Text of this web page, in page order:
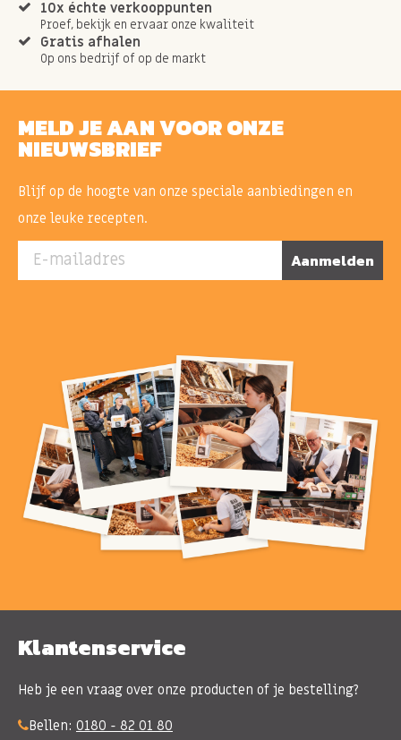
10x échte verkooppunten
Proef, bekijk en ervaar onze kwaliteit
Gratis afhalen
Op ons bedrijf of op de markt
MELD JE AAN VOOR ONZE
NIEUWSBRIEF
Blijf op de hoogte van onze speciale aanbiedingen en
onze leuke recepten.
E-mailadres Aanmelden
Klantenservice
Heb je een vraag over onze producten of je bestelling?
Bellen: 0180 - 82 01 80